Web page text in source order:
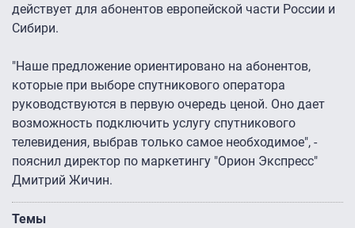
действует для абонентов европейской части России и
Сибири.
"Наше предложение ориентировано на абонентов,
которые при выборе спутникового оператора
руководствуются в первую очередь ценой. Оно дает
возможность подключить услугу спутникового
телевидения, выбрав только самое необходимое", -
пояснил директор по маркетингу "Орион Экспресс"
Дмитрий Жичин.
Темы